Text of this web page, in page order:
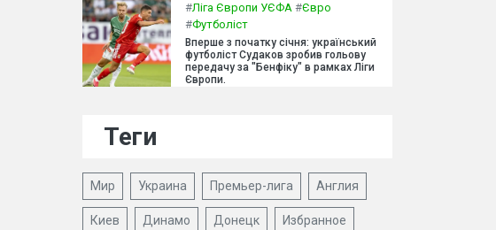
#Ліга Європи УЄФА #Євро
#Футболіст
Вперше з початку січня: український
футболіст Судаков зробив гольову
передачу за "Бенфіку" в рамках Ліги
Європи.
Теги
Мир Украина Премьер-лига Англия
Киев Динамо Донецк Избранное